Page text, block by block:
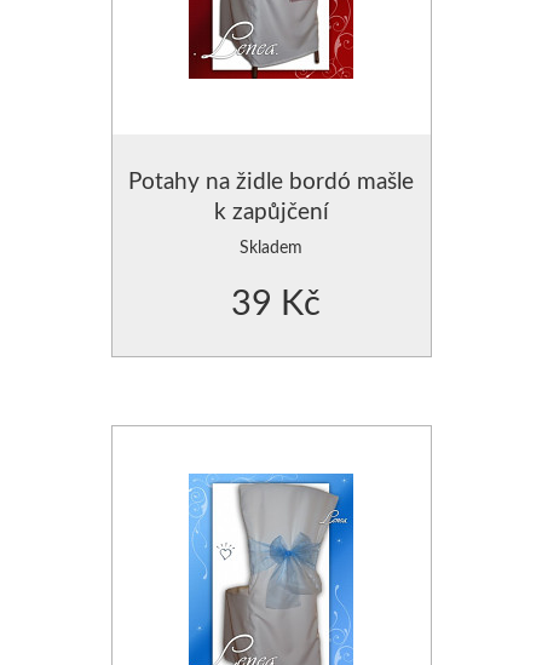
Potahy na židle bordó mašle
k zapůjčení
Skladem
39 Kč